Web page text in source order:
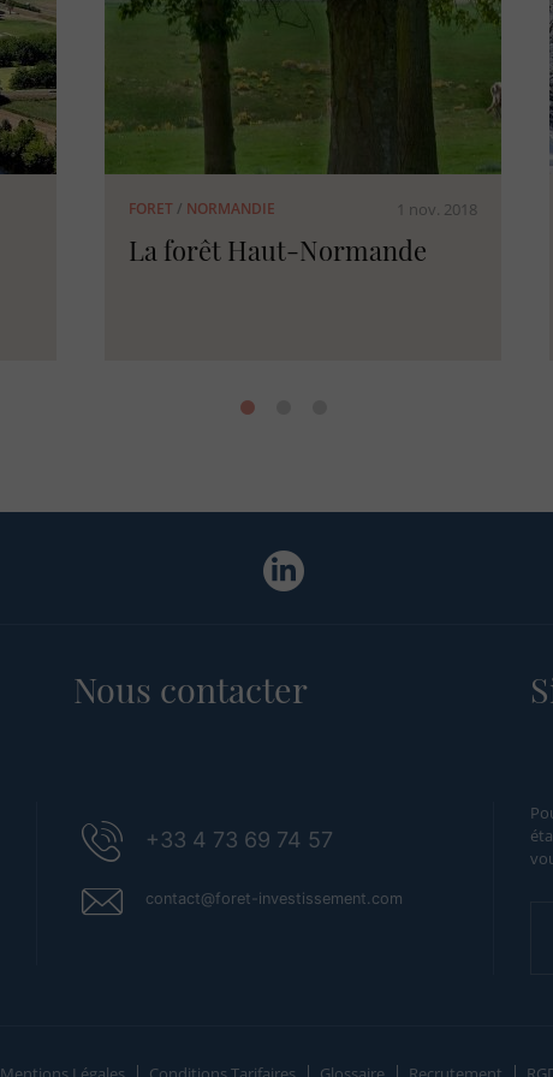
FORET/ FRANCE 1 mai 2018
Histoire de la forêt Française
Nous contacter
+33 4 73 69 74 57
contact@foret-investissement.com